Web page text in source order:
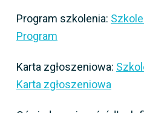
Program szkolenia:
Program
Karta zgłoszeniowa:
Karta zgłoszeniowa